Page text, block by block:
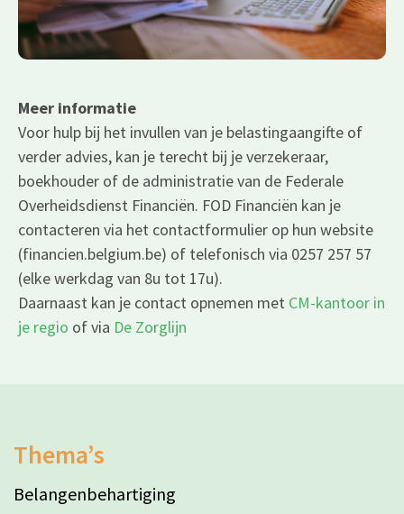
Meer informatie
Voor hulp bij het invullen van je belastingaangifte of
verder advies, kan je terecht bij je verzekeraar,
boekhouder of de administratie van de Federale
Overheidsdienst Financiën. FOD Financiën kan je
contacteren via het contactformulier op hun website
(financien.belgium.be) of telefonisch via 0257 257 57
(elke werkdag van 8u tot 17u).
Daarnaast kan je contact opnemen met CM-kantoor in
je regio of via De Zorglijn
Thema’s
Belangenbehartiging